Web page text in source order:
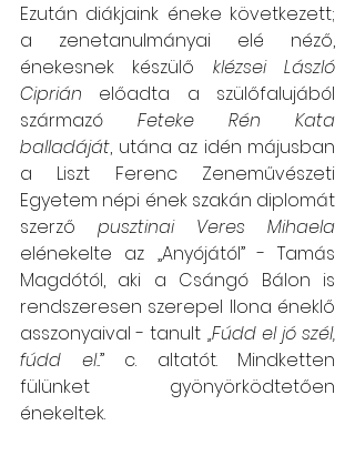
Ezután diákjaink éneke következett;
a zenetanulmányai elé néző,
énekesnek készülő klézsei László
Ciprián előadta a szülőfalujából
származó Feteke Rén Kata
balladáját, utána az idén májusban
a Liszt Ferenc Zeneművészeti
Egyetem népi ének szakán diplomát
szerző
elénekelte az „Anyójától” - Tamás
Magdótól, aki a Csángó Bálon is
rendszeresen szerepel Ilona éneklő
asszonyaival - tanult „Fúdd el jó szél,
fúdd el..” c. altatót. Mindketten
fülünket gyönyörködtetően
énekeltek.